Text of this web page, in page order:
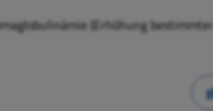
(Erhöhung bestimmter